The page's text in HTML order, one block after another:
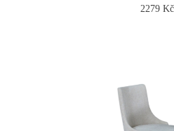
2279 Kč